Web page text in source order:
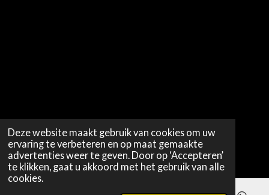
Deze website maakt gebruik van cookies om uw
ervaring te verbeteren en op maat gemaakte
advertenties weer te geven. Door op ‘Accepteren’
te klikken, gaat u akkoord met het gebruik van alle
cookies.